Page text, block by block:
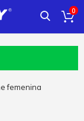
0
femenina